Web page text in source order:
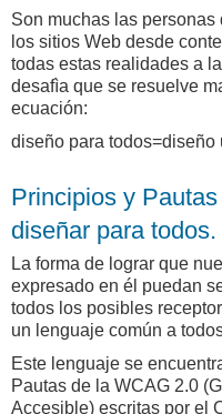
Son muchas las
los sitios Web desde
todas estas realidades a
desafìa que se resuelve
ecuación:
diseño para todos=diseño
Principios y
diseñar para
La forma de lograr que
expresado en él puedan
todos los posibles
un lenguaje común a
Este lenguaje se
Pautas de la WCAG 2.0
Accesible) escritas por el